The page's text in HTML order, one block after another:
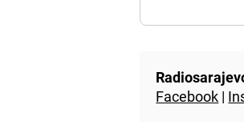
Facebook |